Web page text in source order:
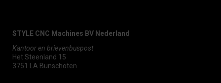
STYLE CNC Machines BV Nederland
Kantoor en brievenbuspost
Het Steenland 15
3751 LA Bunschoten